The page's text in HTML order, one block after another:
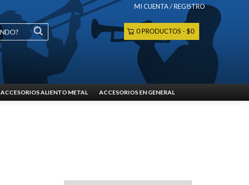
MI CUENTA / REGISTRO
0 PRODUCTOS $0
ACCESORIOS ALIENTO METAL ACCESORIOS EN GENERAL